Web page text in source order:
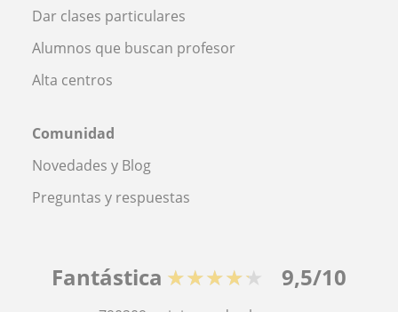
Dar clases particulares
Alumnos que buscan profesor
Alta centros
Comunidad
Novedades y Blog
Preguntas y respuestas
Fantástica ★★★★★ 9,5/10